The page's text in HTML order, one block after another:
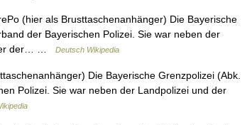
(hier als Brusttaschenanhänger) Die Bayerische
der Bayerischen Polizei. Sie war neben der
der… …
Deutsch Wikipedia
Die Bayerische Grenzpolizei (Abk.
Polizei. Sie war neben der Landpolizei und der